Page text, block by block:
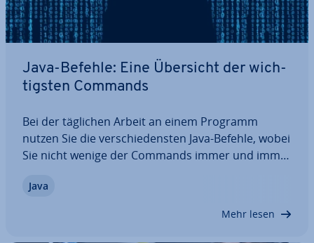
Java-Befehle: Eine Übersicht der wich­
tigs­ten Commands
Bei der täglichen Arbeit an einem Programm
nutzen Sie die ver­schie­dens­ten Java-Befehle, wobei
Sie nicht wenige der Commands immer und immer
Ihnen die wich­tigs­ten Java-Commands und
Java
Mehr lesen